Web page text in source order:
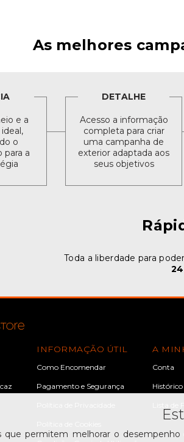
As melhores
e a
ideal,
o
para a
DETALHE
Acesso a informação
completa para criar
uma campanha de
exterior adaptada aos
seus objetivos
Toda a liberdade para
INFORMAÇÃO ÚTIL
Como Encomendar
Pagamento e Segurança
A
Conta
Histórico
que permitem melhorar o